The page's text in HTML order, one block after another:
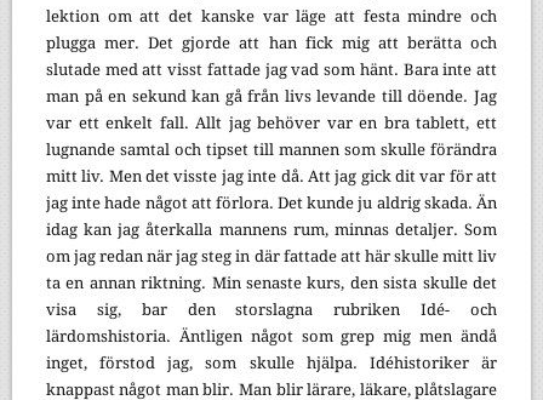
lektion om att det kanske var läge att festa mindre och
plugga mer. Det gjorde att han fick mig att berätta och
slutade med att visst fattade jag vad som hänt. Bara inte att
man på en sekund kan gå från livs levande till döende. Jag
var ett enkelt fall. Allt jag behöver var en bra tablett, ett
lugnande samtal och tipset till mannen som skulle förändra
mitt liv. Men det visste jag inte då. Att jag gick dit var för att
jag inte hade något att förlora. Det kunde ju aldrig skada. Än
idag kan jag återkalla mannens rum, minnas detaljer. Som
om jag redan när jag steg in där fattade att här skulle mitt liv
ta en annan riktning. Min senaste kurs, den sista skulle det
visa sig, bar den storslagna rubriken Idé- och
lärdomshistoria. Äntligen något som grep mig men ändå
inget, förstod jag, som skulle hjälpa. Idéhistoriker är
knappast något man blir. Man blir lärare, läkare, plåtslagare